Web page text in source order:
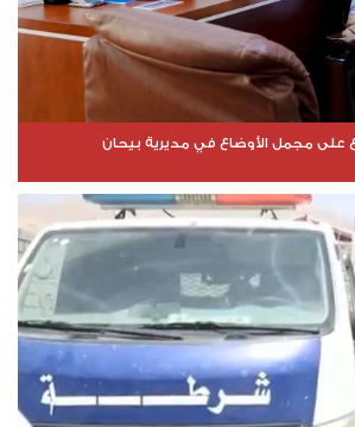
على مجمل الأوضاع في مديرية بيحان